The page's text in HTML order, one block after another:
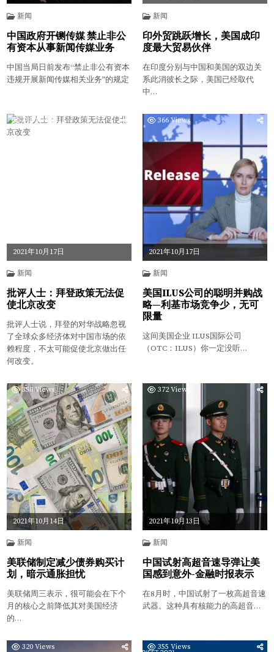
新闻
中国政府开铡传媒 禁止非公
有资本从事新闻传媒业务
中国当局日前发布“禁止非公有资本
违规开展新闻传媒相关业务”的规定
新闻
印外贸跳跃增长，美国成印
度最大贸易伙伴
在印度分别与中国和美国的双边关
系此消彼长之际，美国已经取代
中…
340Views
2021年10月17日
新闻
批评人士：拜登政策无法促
使北京改变
批评人士说，拜登的对华战略忽视
了全球众多经济体对中国市场的依
赖程度，不太可能促使北京做出任
何改变。
366Views
2021年10月17日
新闻
美国ILUS公司的聪明并购战
略—利基市场竞争少，无可
限量
这间美国企业 ILUS国际公司
（OTC：ILUS）你一定没听…
350Views
2021年10月14日
新闻
美联储制定减少债券购买计
划，暗示通胀担忧
美联储周三表示，很可能会在下个
月的核心之前降低其对美国经济
的…
372Views
2021年10月13日
新闻
中国试射高超音速导弹让美
国感到意外-金融时报表示
在8月时，中国试射了一枚高超音速
武器。这种具有核能力的高超音…
320 Views 355 Views